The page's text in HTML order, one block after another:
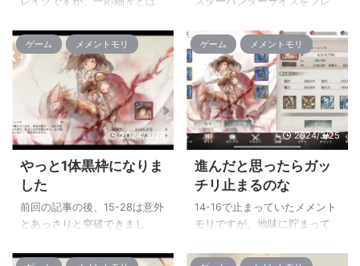
んですが既に全く起動しなく
なりました。 原神も同様でア
プデで色々な場所が増えてい
くのはいいんだけど ...
いって、ひたすら傀異レベル
とMRを上げていく作業に。 た
だ、傀異克服 ...
素材が出ないとかもあったり
するので、気長にプレイして
いるのもあるんですが、適当
に素材を求めて一狩り行った
りするぐらいでもいいのかも
しれません。 シナリオの方は
MR5のメル・ゼナを討伐する
ところまでは終わりました。
命大事に小まめに回復。ヤバ
くなったら薬草回収に走るを
繰り返していたら意外と無事
に倒せたりするもんですね。
ストをやっていってますが、
アップデートとなるサンブレ
イクが配信された辺りで全く
プレイしなくなったという
か、Switch自体をあまり触ら
なくなったんですよね(;´Д｀)
忙しかったりなんだかんだあ
ったので仕方がないんですが
(´･ω･`) で、今年の5月下旬に
プレステ５を購入したわけで
すが、PS Plusで色々とダウン
ロードした後、セールで安く
なっていたのでモンハンライ
んですよ。 買って1週間ほどで
ゲーム メメントモリ
2024/3/28
やっと1体黒枠になりま
した
前回の記事の後、15-28は意外
とあっさりと突破できまし
ハマってしまっていたのでど
ゲーム メメントモリ
2024/3/25
進んだと思ったらガッ
チリ止まるのな
14-16で止まっていたメメント
モリですが、地味に貯まって
しました。 専用武器になると